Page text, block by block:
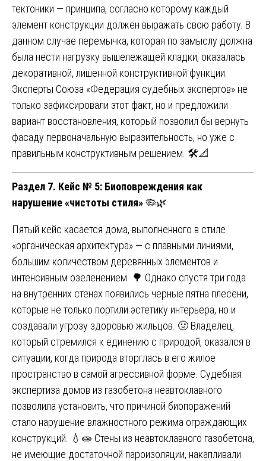
тектоники — принципа, согласно которому каждый
элемент конструкции должен выражать свою работу. В
данном случае перемычка, которая по замыслу должна
была нести нагрузку вышележащей кладки, оказалась
декоративной, лишенной конструктивной функции.
Эксперты Союза «Федерация судебных экспертов» не
только зафиксировали этот факт, но и предложили
вариант восстановления, который позволил бы вернуть
фасаду первоначальную выразительность, но уже с
правильным конструктивным решением. 🛠️📐
Раздел 7. Кейс № 5: Биоповреждения как
нарушение «чистоты стиля» 🦠🌿
Пятый кейс касается дома, выполненного в стиле
«органическая архитектура» — с плавными линиями,
большим количеством деревянных элементов и
интенсивным озеленением. 🌳 Однако спустя три года
на внутренних стенах появились черные пятна плесени,
которые не только портили эстетику интерьера, но и
создавали угрозу здоровью жильцов. 🤢 Владелец,
который стремился к единению с природой, оказался в
ситуации, когда природа вторглась в его жилое
пространство в самой агрессивной форме. Судебная
экспертиза домов из газобетона неавтоклавного
позволила установить, что причиной биопоражений
стало нарушение влажностного режима ограждающих
конструкций. 💧🧫 Стены из неавтоклавного газобетона,
не имеющие достаточной пароизоляции, накапливали